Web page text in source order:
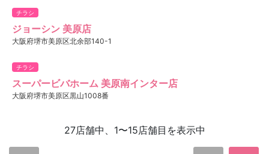
チラシ
ジョーシン 美原店
大阪府堺市美原区北余部140-1
チラシ
スーパービバホーム 美原南インター店
大阪府堺市美原区黒山1008番
27店舗中、1〜15店舗目を表示中